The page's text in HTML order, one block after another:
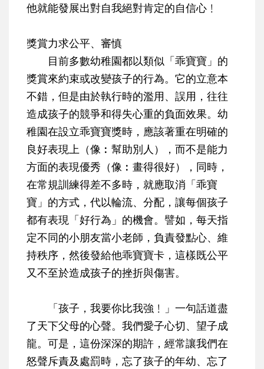
他就能發展出對自我絕對肯定的自信心﹗
獎賞力求公平、審慎
目前多數幼稚園都以類似「乖寶寶」的
獎賞來約束或改變孩子的行為。它的立意本
不錯，但是由於執行時的濫用、誤用，往往
造成孩子的競爭和得失心重的負面效果。幼
稚園在設立乖寶寶獎時，應該著重在明確的
良好表現上（像︰幫助別人），而不是能力
方面的表現優秀（像︰畫得很好），同時，
在常規訓練得差不多時，就應取消「乖寶
寶」的方式，代以輪流、分配，讓每個孩子
都有表現「好行為」的機會。譬如，每天指
定不同的小朋友當小老師，負責發點心、維
持秩序，然後發給他乖寶寶卡，這樣既公平
又不至於造成孩子的挫折與傷害。
「孩子，我要你比我強﹗」一句話道盡
了天下父母的心聲。我們愛子心切、望子成
龍。可是，這份深深的期許，經常讓我們在
怒聲斥責及處罰時，忘了孩子的年幼、忘了